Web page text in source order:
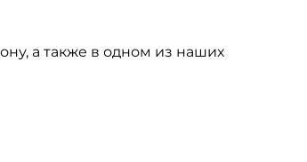
а также в одном из наших